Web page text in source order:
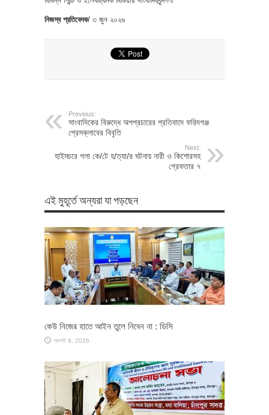
নিজস্ব প্রতিবেদক/ ৩ জুন ২০২৬
Previous:
সাংবাদিকের বিরুদ্ধে অপপ্রচারের প্রতিবাদে ফরিদগঞ্জ
প্রেসক্লাবের বিবৃতি
Next:
হাইমচরে গলা কে/টে হ/ত্যা/র ঘটনায় নারী ও কিশোরসহ
গ্রেফতার ৭
এই মুহূর্তে অন্যরা যা পড়ছেন
কেউ নিজের হাতে আইন তুলে নিবেন না : ডিসি
আগস্ট 9, 2026